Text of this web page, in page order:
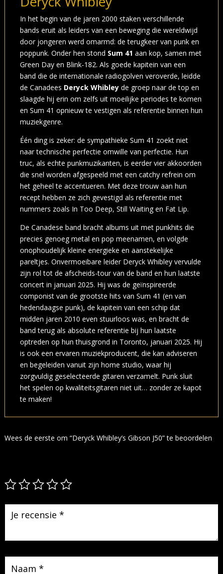
In het begin van de jaren 2000 staken verschillende
bands eruit als leiders van een beweging die wereldwijd
door jongeren werd omarmd: de terugkeer van punk en
poppunk. Onder hen stond Sum 41 aan kop, samen met
Green Day en Blink-182. Als goede kapitein van een
band die de internationale radiogolven veroverde, leidde
de Canadees Deryck Whibleyde groep naar de top en
slaagde hij erin om zelfs uit moeilijke periodes te komen
en Sum 41 opnieuw te vestigen als referentie binnen hun
muziekgenre.
Één ding is zeker: de sympathieke Sum 41 zoekt niet
naar technische perfectie omwille van perfectie. Hun
truc, als echte punkmuzikanten, is eerder vier akkoorden
die snel worden afgespeeld met een catchy refrein om
het geheel te accentueren. Met deze trouw aan hun
recept hebben ze zich gevestigd als referentie met
nummers zoals In Too Deep, Still Waiting en Fat Lip.
De Canadese band bracht albums uit met punkhits die
precies genoeg metal en pop meenamen, en volgde
onophoudelijk kleine energieke en aanstekelijke
pareltjes. Onvermoeibare leider Deryck Whibley vervulde
zijn rol tot de afscheids-tour van de band en hun laatste
concert in januari 2025. Hij was de geïnspireerde
componist van de grootste hits van Sum 41 (en van
hedendaagse punk), de kapitein van een schip dat
midden jaren 2010 even stuurloos was, en bracht de
band terug als absolute referentie bij hun laatste
optreden op hun thuisgrond in Toronto, januari 2025. Hij
is ook een ervaren muziekproducent, die kan adviseren
en begeleiden vanuit zijn home studio, waar hij
zorgvuldig geselecteerde gitaren verzamelt. Punk sluit
het spelen op kwaliteitsgitaren niet uit… zonder ze kapot
te maken!
Wees de eerste om “Deryck Whibley’s Gibson J50” te beoordelen